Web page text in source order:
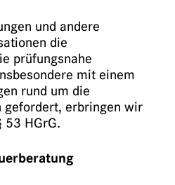
und andere
die
prüfungsnahe
mit einem
rund um die
gefordert, erbringen wir
53 HGrG.